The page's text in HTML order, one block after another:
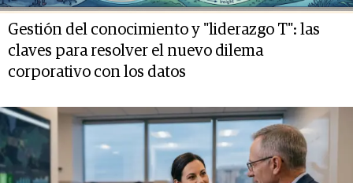
Gestión del conocimiento y "liderazgo T": las
claves para resolver el nuevo dilema
corporativo con los datos